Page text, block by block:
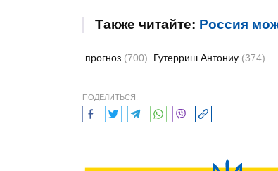
Также читайте: Россия
прогноз (700) Гутерриш Антониу (374)
ПОДЕЛИТЬСЯ: